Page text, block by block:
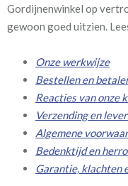
Gordijnenwinkel op
gewoon goed uitzien.
Onze werkwijze
Bestellen en
Reacties van onze
Verzending en
Algemene
Bedenktijd en
Garantie, klachten